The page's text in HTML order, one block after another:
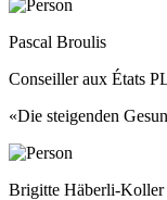
Pascal Broulis
Conseiller aux États
«Die steigenden
Brigitte Häberli-Koller